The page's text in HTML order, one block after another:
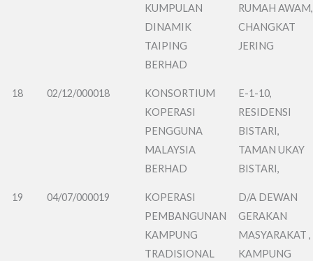
KUMPULAN
DINAMIK
TAIPING
BERHAD
RUMAH AWAM,
CHANGKAT
JERING
18 02/12/000018
KONSORTIUM
KOPERASI
PENGGUNA
MALAYSIA
BERHAD
E-1-10,
RESIDENSI
BISTARI,
TAMAN UKAY
BISTARI,
19 04/07/000019
KOPERASI
PEMBANGUNAN
KAMPUNG
TRADISIONAL
D/A DEWAN
GERAKAN
MASYARAKAT ,
KAMPUNG